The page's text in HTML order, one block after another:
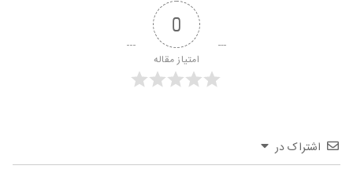
0
امتیاز مقاله
اشتراک در